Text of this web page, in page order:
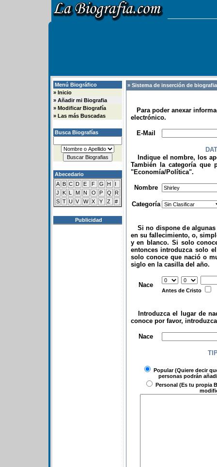
Menú Biográfico
» Inicio
» Añadir mi Biografia
» Modificar Biografía
» Las más Buscadas
Busca Biografías
Abecedario
A B C D E F G H
I
J
K L M N O P Q
R
S T U V W X Y Z #
Publicidad
» Sistema de inserción de
Para poder anexar
electrónico.
E-Mail
Indique el nombre, los
También la categoría que
"Economía/Política".
Nombre
Categoría
Si no dispone de algunas
en su fallecimiento, o,
y en blanco. Si solo
entonces introduzca solo
solo conoce que nació o
siglo en la casilla del año.
Nace
Antes de Cristo
Introduzca el lugar de
conoce por favor,
Nace
Popular(Quiere decir
personas podrán
Personal (Es tu propia